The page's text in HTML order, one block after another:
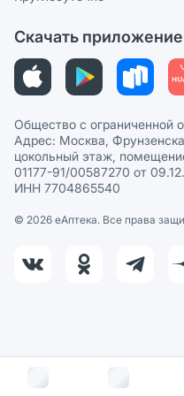
Политика рекомендаций
Этика и соответствие
Политика в отношении
Скачать приложение
Общество с ограниченной
Адрес: Москва,
цокольный этаж,
01177-91/00587270 от
ИНН 7704865540
© 2026 eАптека. Все права